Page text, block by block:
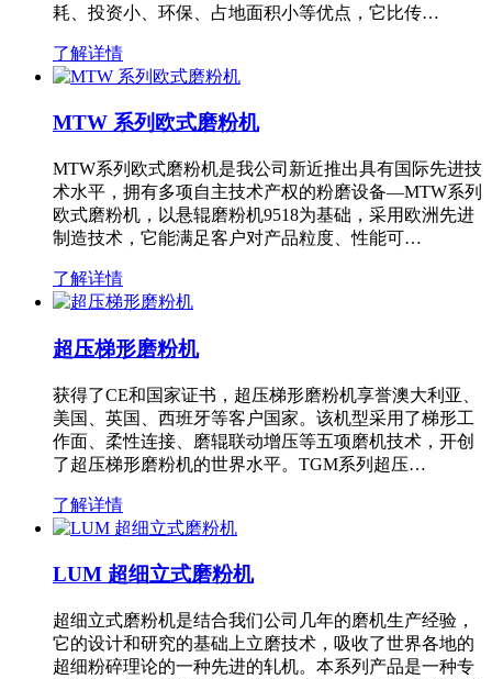
耗、投资小、环保、占地面积小等优点，它比传…
了解详情
MTW 系列欧式磨粉机
MTW系列欧式磨粉机是我公司新近推出具有国际先进技
术水平，拥有多项自主技术产权的粉磨设备—MTW系列
欧式磨粉机，以悬辊磨粉机9518为基础，采用欧洲先进
制造技术，它能满足客户对产品粒度、性能可…
了解详情
超压梯形磨粉机
获得了CE和国家证书，超压梯形磨粉机享誉澳大利亚、
美国、英国、西班牙等客户国家。该机型采用了梯形工
作面、柔性连接、磨辊联动增压等五项磨机技术，开创
了超压梯形磨粉机的世界水平。TGM系列超压…
了解详情
LUM 超细立式磨粉机
超细立式磨粉机是结合我们公司几年的磨机生产经验，
它的设计和研究的基础上立磨技术，吸收了世界各地的
超细粉碎理论的一种先进的轧机。本系列产品是一种专